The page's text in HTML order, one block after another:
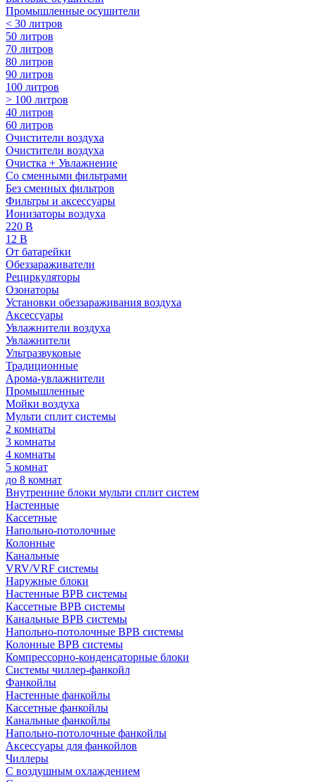
Промышленные осушители
< 30 литров
50 литров
70 литров
80 литров
90 литров
100 литров
> 100 литров
40 литров
60 литров
Очистители воздуха
Очистители воздуха
Очистка + Увлажнение
Cо сменными фильтрами
Без сменных фильтров
Фильтры и аксессуары
Ионизаторы воздуха
220 В
12 В
От батарейки
Обеззараживатели
Рециркуляторы
Озонаторы
Установки обеззараживания воздуха
Аксессуары
Увлажнители воздуха
Увлажнители
Ультразвуковые
Традиционные
Арома-увлажнители
Промышленные
Мойки воздуха
Мульти сплит системы
2 комнаты
3 комнаты
4 комнаты
5 комнат
до 8 комнат
Внутренние блоки мульти сплит систем
Настенные
Кассетные
Напольно-потолочные
Колонные
Канальные
VRV/VRF системы
Наружные блоки
Настенные ВРВ системы
Кассетные ВРВ системы
Канальные ВРВ системы
Напольно-потолочные ВРВ системы
Колонные ВРВ системы
Компрессорно-конденсаторные блоки
Системы чиллер-фанкойл
Фанкойлы
Настенные фанкойлы
Кассетные фанкойлы
Канальные фанкойлы
Напольно-потолочные фанкойлы
Аксессуары для фанкойлов
Чиллеры
С воздушным охлаждением